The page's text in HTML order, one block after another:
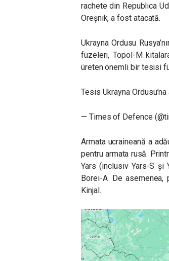
rachete din Republica
Oreșnik, a fost atacată.
Ukrayna Ordusu
füzeleri, Topol-M
üreten önemli bir tesisi
Tesis Ukrayna
— Times of Defence
Armata ucraineană a
pentru armata rusă.
Yars (inclusiv Yars-S și
Borei-A. De
Kinjal.